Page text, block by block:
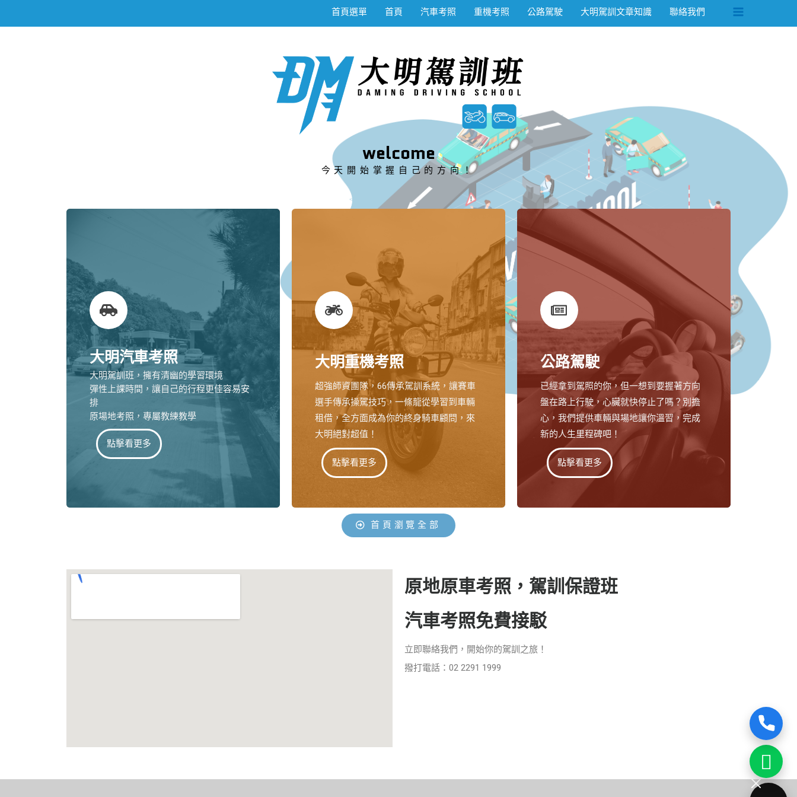
首頁選單 首頁 汽車考照 重機考照 公路駕駛 大明駕訓文章知識 聯絡我們
welcome
今天開始掌握自己的方向！
大明汽車考照
大明駕訓班，擁有清幽的學習環境
彈性上課時間，讓自己的行程更佳容易安
排
原場地考照，專屬教練教學
點擊看更多
大明重機考照
超強師資團隊，66傳承駕訓系統，讓賽車
選手傳承操駕技巧，一條龍從學習到車輛
租借，全方面成為你的終身騎車顧問，來
大明絕對超值！
點擊看更多
公路駕駛
已經拿到駕照的你，但一想到要握著方向
盤在路上行駛，心臟就快停止了嗎？別擔
心，我們提供車輛與場地讓你溫習，完成
新的人生里程碑吧！
點擊看更多
首頁瀏覽全部
原地原車考照，駕訓保證班
汽車考照免費接駁
立即聯絡我們，開始你的駕訓之旅！
撥打電話：02 2291 1999